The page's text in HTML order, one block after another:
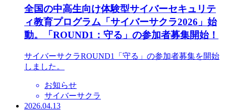
全国の中高生向け体験型サイバーセキュリテ
ィ教育プログラム「サイバーサクラ2026」始
動。「ROUND1：守る」の参加者募集開始！
サイバーサクラROUND1「守る」の参加者募集を開始
しました。
お知らせ
サイバーサクラ
2026.04.13